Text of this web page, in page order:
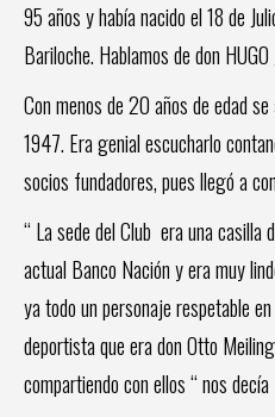
95 años y había nacido el 18 de
Bariloche. Hablamos de don HUGO
Con menos de 20 años de edad
1947. Era genial escucharlo
socios fundadores, pues llegó a
“ La sede del Club era una casilla
actual Banco Nación y era muy
ya todo un personaje respetable
deportista que era don Otto
compartiendo con ellos “ nos